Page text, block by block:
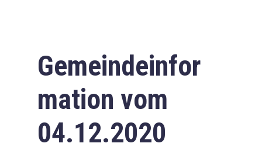
Gemeindeinfor
mation vom
04.12.2020